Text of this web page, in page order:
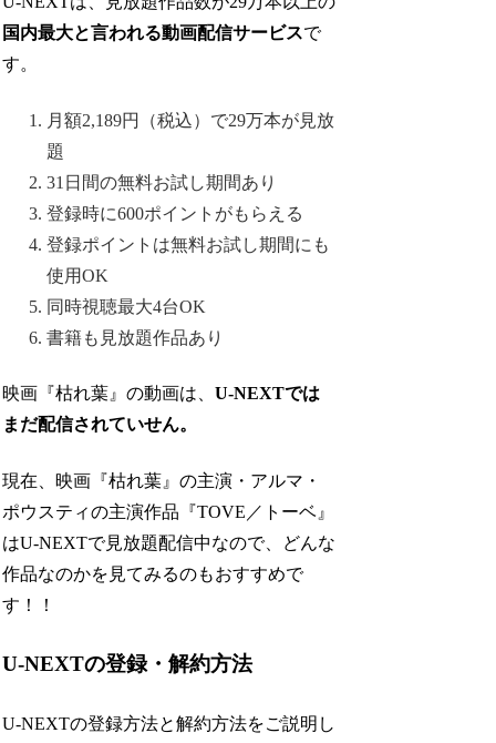
国内最大と言われる動画配信サービスで
す。
月額2,189円（税込）で29万本が見放
題
31日間の無料お試し期間あり
登録時に600ポイントがもらえる
登録ポイントは無料お試し期間にも
使用OK
同時視聴最大4台OK
書籍も見放題作品あり
映画『枯れ葉』の動画は、U-NEXTでは
まだ配信されていせん。
現在、映画『枯れ葉』の主演・アルマ・
ポウスティの主演作品『TOVE／トーベ』
はU-NEXTで見放題配信中なので、どんな
作品なのかを見てみるのもおすすめで
す！！
U-NEXTの登録・解約方法
U-NEXTの登録方法と解約方法をご説明し